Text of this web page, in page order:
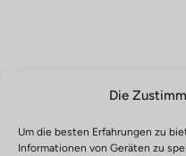
Die
Um die besten Erfahrungen zu
Informationen von Geräten zu